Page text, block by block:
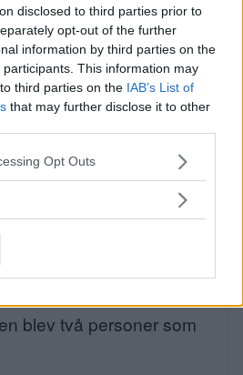
disclosed to third parties prior to
opt-out of the further
information by third parties on the
participants. This information may
third parties on the IAB’s List of
that may further disclose it to other
app uses one or more Google
usage behaviour. You may click to
purposes in below Google
Opt Outs
Publicerad 09:51, 6 augusti 2026
upp egen
är de största
17 år och har skrivit, […]
Publicerad 16:16, 5 augusti 2026
vuxen och barn
blev två personer som